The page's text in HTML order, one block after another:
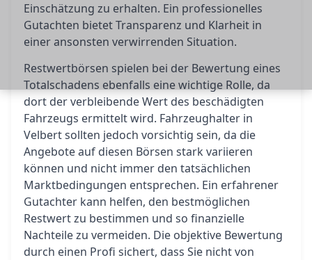
Einschätzung zu erhalten. Ein professionelles
Gutachten bietet Transparenz und Klarheit in
einer ansonsten verwirrenden Situation.
Restwertbörsen spielen bei der Bewertung eines
Totalschadens ebenfalls eine wichtige Rolle, da
dort der verbleibende Wert des beschädigten
Fahrzeugs ermittelt wird. Fahrzeughalter in
Velbert sollten jedoch vorsichtig sein, da die
Angebote auf diesen Börsen stark variieren
können und nicht immer den tatsächlichen
Marktbedingungen entsprechen. Ein erfahrener
Gutachter kann helfen, den bestmöglichen
Restwert zu bestimmen und so finanzielle
Nachteile zu vermeiden. Die objektive Bewertung
durch einen Profi sichert, dass Sie nicht von